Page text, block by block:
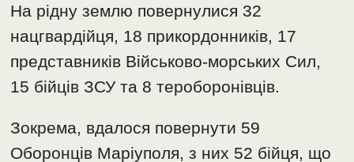
На рідну землю повернулися 32
нацгвардійця, 18 прикордонників, 17
представників Військово-морських Сил,
15 бійців ЗСУ та 8 тероборонівців.
Зокрема, вдалося повернути 59
Оборонців Маріуполя, з них 52 бійця, що